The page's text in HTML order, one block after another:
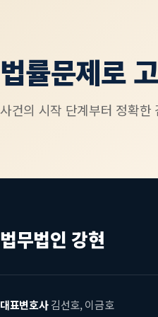
법률문제로
사건의 시작 단계부터 정확
법무법인 강현
대표변호사김선호, 이금호